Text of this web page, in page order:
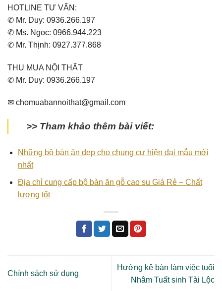
HOTLINE TƯ VẤN:
✆ Mr. Duy: 0936.266.197
✆ Ms. Ngọc: 0966.944.223
✆ Mr. Thịnh: 0927.377.868
THU MUA NỘI THẤT
✆ Mr. Duy: 0936.266.197
✉ chomuabannoithat@gmail.com
>> Tham khảo thêm bài viết:
Những bộ bàn ăn đẹp cho chung cư hiện đại mẫu mới
nhất
Địa chỉ cung cấp bộ bàn ăn gỗ cao su Giá Rẻ – Chất
lượng tốt
Chính sách sử dụng
Hướng kê bàn làm việc tuổi
Nhâm Tuất sinh Tài Lộc